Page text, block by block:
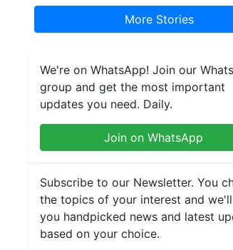
More Stories
We're on WhatsApp! Join our
group and get the most important
updates you need. Daily.
Join on WhatsApp
Subscribe to our Newsletter. You
the topics of your interest and
you handpicked news and latest
based on your choice.